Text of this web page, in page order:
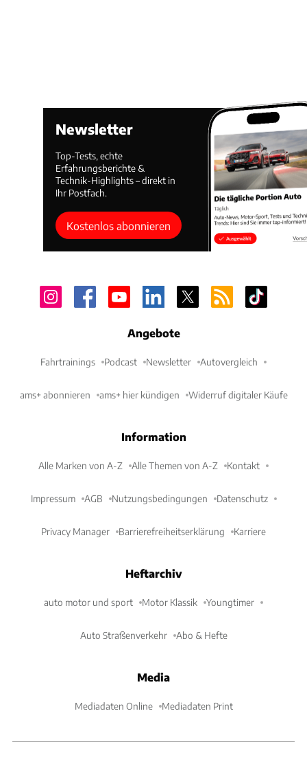
Newsletter
Top-Tests, echte
Erfahrungsberichte &
Technik-Highlights – direkt in
Ihr Postfach.
Kostenlos abonnieren
Angebote
Fahrtrainings Podcast Newsletter Autovergleich
ams+ abonnieren ams+ hier kündigen Widerruf digitaler Käufe
Information
Alle Marken von A-Z Alle Themen von A-Z Kontakt
Impressum AGB Nutzungsbedingungen Datenschutz
Privacy Manager Barrierefreiheitserklärung Karriere
Heftarchiv
auto motor und sport Motor Klassik Youngtimer
Auto Straßenverkehr Abo & Hefte
Media
Mediadaten Online Mediadaten Print